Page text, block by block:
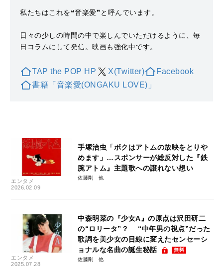
私たちはこれを❝音楽愛❞と呼んでいます。
日々の少しの時間の中で楽しんでいただけるように、毎
日コラムにして発信。映画も強化中です。
TAP the POP HP X(Twitter)
Facebook
書籍「音楽愛(ONGAKU LOVE)」
エンタメ
2026.02.09
手塚治虫「ボクはアトムの放映をとりや
めます」…スポンサーが総反対した『鉄
腕アトム』主題歌への譲れない想い
佐藤剛
エンタメ
2025.07.28
中森明菜の『少女A』の原点は沢田研二
の“ロリータ”？ “中年男の視点”だった
歌詞を美少女の目線に変えたセンセーシ
ョナルな名曲の誕生秘話
無料
佐藤剛